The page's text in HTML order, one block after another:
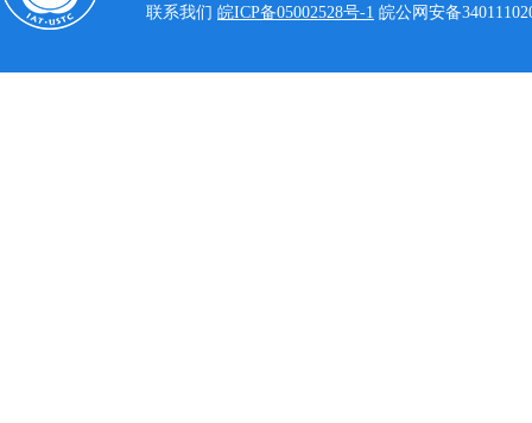
联系我们 皖ICP备05002528号-1 皖公网安备